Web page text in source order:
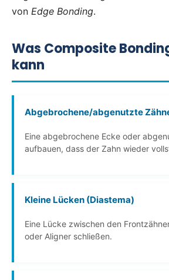
von Edge Bonding.
Was Composite
kann
Abgebrochene/abgenutzte
Eine abgebrochene Ecke oder
aufbauen, dass der Zahn wieder
Kleine Lücken (Diastema)
Eine Lücke zwischen den
oder Aligner schließen.